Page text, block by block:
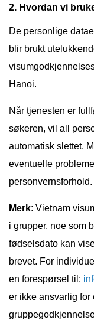
2. Hvordan vi
De personlige
blir brukt
Hanoi.
Når tjenesten er
søkeren, vil all
automatisk slettet.
eventuelle
personvernsforhold.
Merk: Vietnam
i grupper, noe som
fødselsdato kan
brevet. For
en forespørsel til:
er ikke ansvarlig for